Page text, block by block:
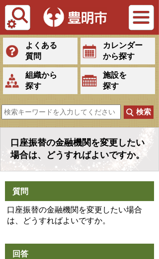
Tiếng Việt
よくある
質問
カレンダー
から探す
組織から
探す
施設を
探す
口座振替の金融機関を変更したい
場合は、どうすればよいですか。
質問
口座振替の金融機関を変更したい場合
は、どうすればよいですか。
回答